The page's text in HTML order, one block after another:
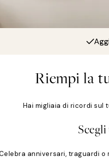
Riempi la
Hai migliaia di ricordi sul
anniversari, traguardi